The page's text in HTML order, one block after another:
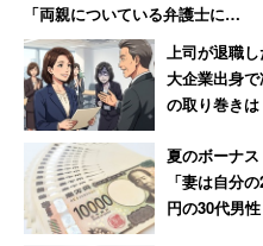
「両親についている弁護士に相
談しますね」と反撃した結果
上司が退職し
大企業出身
の取り巻きは
夏のボーナ
「妻は自分
円の30代男性